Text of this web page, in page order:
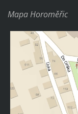
Mapa Horoměřic